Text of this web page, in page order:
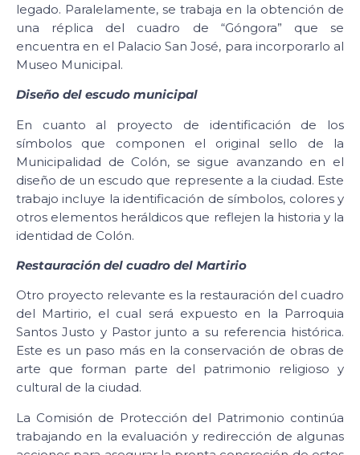
legado. Paralelamente, se trabaja en la obtención de
una réplica del cuadro de “Góngora” que se
encuentra en el Palacio San José, para incorporarlo al
Museo Municipal.
Diseño del escudo municipal
En cuanto al proyecto de identificación de los
símbolos que componen el original sello de la
Municipalidad de Colón, se sigue avanzando en el
diseño de un escudo que represente a la ciudad. Este
trabajo incluye la identificación de símbolos, colores y
otros elementos heráldicos que reflejen la historia y la
identidad de Colón.
Restauración del cuadro del Martirio
Otro proyecto relevante es la restauración del cuadro
del Martirio, el cual será expuesto en la Parroquia
Santos Justo y Pastor junto a su referencia histórica.
Este es un paso más en la conservación de obras de
arte que forman parte del patrimonio religioso y
cultural de la ciudad.
La Comisión de Protección del Patrimonio continúa
trabajando en la evaluación y redirección de algunas